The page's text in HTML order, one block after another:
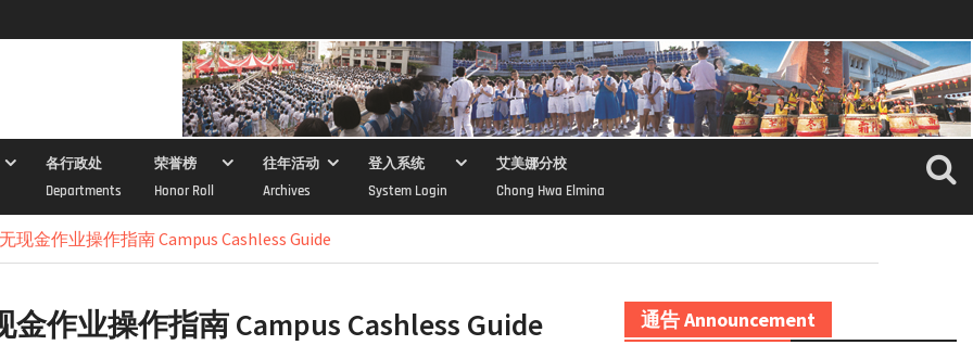
各行政处
Departments
荣誉榜
Honor Roll
往年活动
Archives
登入系统
System Login
艾美娜分校
Chong Hwa Elmina
现金作业操作指南 Campus Cashless Guide
金作业操作指南 Campus Cashless Guide 通告 Announcement